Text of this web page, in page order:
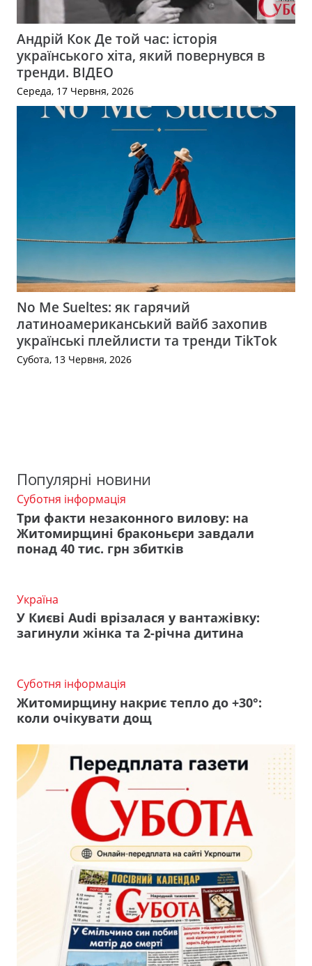
Андрій Кок Де той час: історія
українського хіта, який повернувся в
тренди. ВІДЕО
Середа, 17 Червня, 2026
No Me Sueltes: як гарячий
латиноамериканський вайб захопив
українські плейлисти та тренди TikTok
Субота, 13 Червня, 2026
Популярні новини
Суботня інформація
Три факти незаконного вилову: на
Житомирщині браконьєри завдали
понад 40 тис. грн збитків
Україна
У Києві Audi врізалася у вантажівку:
загинули жінка та 2-річна дитина
Суботня інформація
Житомирщину накриє тепло до +30°:
коли очікувати дощ